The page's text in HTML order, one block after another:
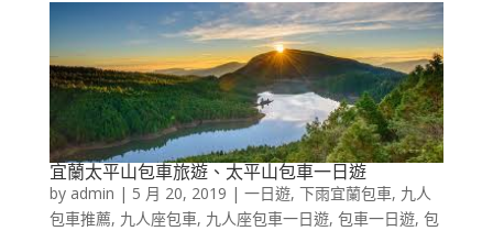
宜蘭太平山包車旅遊、太平山包車一日遊
by admin | 5 月 20, 2019 | 一日遊, 下雨宜蘭包車, 九人
包車推薦, 九人座包車, 九人座包車一日遊, 包車一日遊, 包